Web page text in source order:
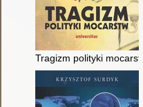
Tragizm polityki mocarstw